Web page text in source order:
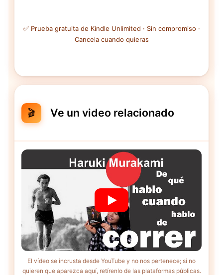
✅ Prueba gratuita de Kindle Unlimited · Sin compromiso ·
Cancela cuando quieras
🎬 Ve un video relacionado
El vídeo se incrusta desde YouTube y no nos pertenece; si no
quieren que aparezca aquí, retírenlo de las plataformas públicas.